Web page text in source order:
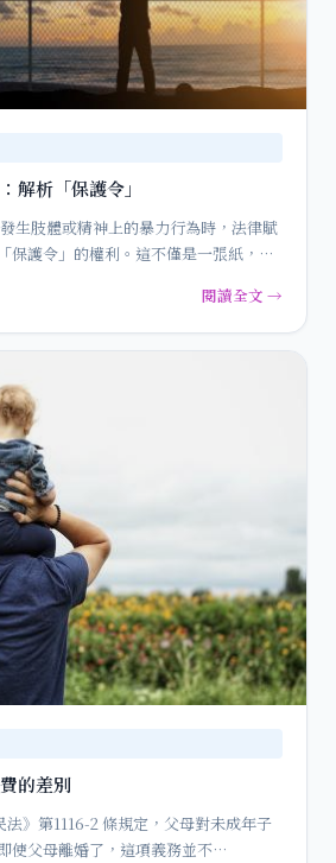
解析「保護令」
生肢體或精神上的暴力行為時，法律賦
保護令」的權利。這不僅是一張紙，更
閱讀全文 →
的差別
》第1116-2 條規定，父母對未成年子
使父母離婚了，這項義務並不…